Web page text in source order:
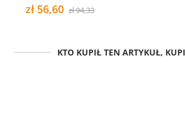
zł 56,60 zł 94,33
KTO KUPIŁ TEN ARTYKUŁ,